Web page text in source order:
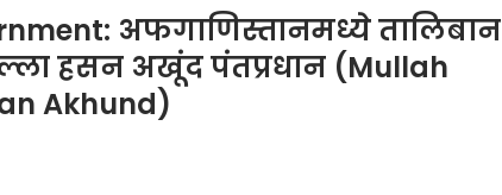
अफगाणिस्तानमध्ये तालिबान
हसन अखूंद पंतप्रधान (Mullah
Akhund)